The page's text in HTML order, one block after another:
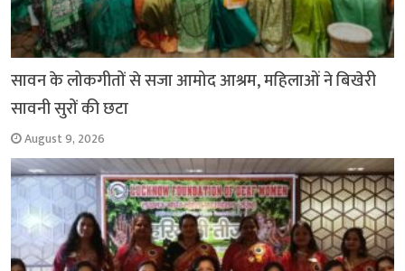
सावन के लोकगीतों से सजा आमोद आश्रम, महिलाओं ने बिखेरी
सावनी सुरों की छटा
August 9, 2026